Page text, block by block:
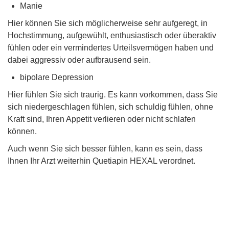
Manie
Hier können Sie sich möglicherweise sehr aufgeregt, in
Hochstimmung, aufgewühlt, enthusiastisch oder überaktiv
fühlen oder ein vermindertes Urteilsvermögen haben und
dabei aggressiv oder aufbrausend sein.
bipolare Depression
Hier fühlen Sie sich traurig. Es kann vorkommen, dass Sie
sich niedergeschlagen fühlen, sich schuldig fühlen, ohne
Kraft sind, Ihren Appetit verlieren oder nicht schlafen
können.
Auch wenn Sie sich besser fühlen, kann es sein, dass
Ihnen Ihr Arzt weiterhin Quetiapin HEXAL verordnet.